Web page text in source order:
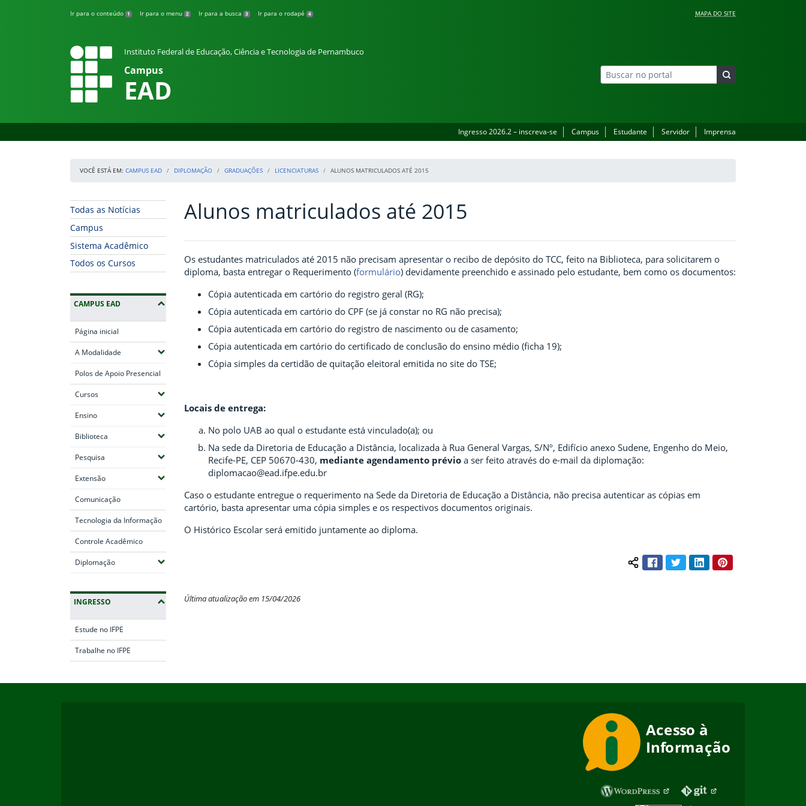
Ir para o conteúdo 1 Ir para o menu 2 Ir para a busca 3 Ir para o rodapé 4 MAPA DO SITE
Instituto Federal de Educação, Ciência e Tecnologia de Pernambuco
Campus
EAD
Ingresso 2026.2 – inscreva-se Campus Estudante Servidor Imprensa
VOCÊ ESTÁ EM: CAMPUS EAD DIPLOMAÇÃO GRADUAÇÕES LICENCIATURAS ALUNOS MATRICULADOS ATÉ 2015
Início da navegação
Todas as Notícias
Campus
Sistema Acadêmico
Todos os Cursos
CAMPUS EAD
Página inicial
A Modalidade (Expandir submenus)
Polos de Apoio Presencial
Cursos(Expandir submenus)
Ensino(Expandir submenus)
Biblioteca (Expandir submenus)
Pesquisa (Expandir submenus)
Extensão(Expandir submenus)
Comunicação
Tecnologia da Informação
Controle Acadêmico
Diplomação(Expandir submenus)
INGRESSO
Estude no IFPE
Trabalhe no IFPE
Início do conteúdo
Alunos matriculados até 2015
Os estudantes matriculados até 2015 não precisam apresentar o recibo de depósito do TCC, feito na Biblioteca, para solicitarem o
diploma, basta entregar o Requerimento (formulário) devidamente preenchido e assinado pelo estudante, bem como os documentos:
Cópia autenticada em cartório do registro geral (RG);
Cópia autenticada em cartório do CPF (se já constar no RG não precisa);
Cópia autenticada em cartório do registro de nascimento ou de casamento;
Cópia autenticada em cartório do certificado de conclusão do ensino médio (ficha 19);
Cópia simples da certidão de quitação eleitoral emitida no site do TSE;
Locais de entrega:
No polo UAB ao qual o estudante está vinculado(a); ou
Na sede da Diretoria de Educação a Distância, localizada à Rua General Vargas, S/Nº, Edifício anexo Sudene, Engenho do Meio,
Recife-PE, CEP 50670-430, mediante agendamento prévio a ser feito através do e-mail da diplomação:
diplomacao@ead.ifpe.edu.br
Caso o estudante entregue o requerimento na Sede da Diretoria de Educação a Distância, não precisa autenticar as cópias em
cartório, basta apresentar uma cópia simples e os respectivos documentos originais.
O Histórico Escolar será emitido juntamente ao diploma.
Compartilhar conteúdo:
FacebookTwitterLinkedInPinterest
Última atualização em 15/04/2026